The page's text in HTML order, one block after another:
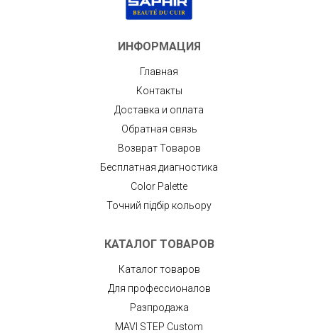
ИНФОРМАЦИЯ
Главная
Контакты
Доставка и оплата
Обратная связь
Возврат Товаров
Бесплатная диагностика
Color Palette
Точний підбір кольору
КАТАЛОГ ТОВАРОВ
Каталог товаров
Для профессионалов
Разпродажа
MAVI STEP Custom